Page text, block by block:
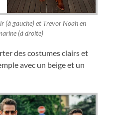
(à gauche) et Trevor Noah en
(à droite)
des costumes clairs et
avec un beige et un